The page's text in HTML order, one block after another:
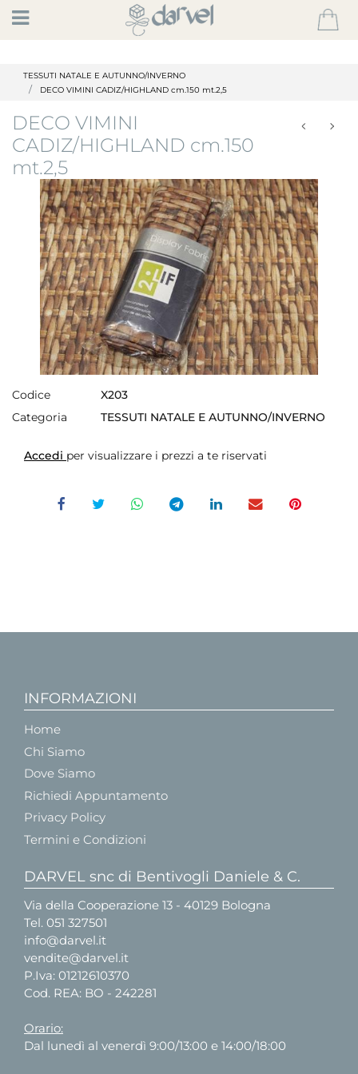
Open
TESSUTI NATALE E AUTUNNO/INVERNO
DECO VIMINI CADIZ/HIGHLAND cm.150 mt.2,5
DECO VIMINI
CADIZ/HIGHLAND cm.150
mt.2,5
Codice
X203
Categoria
TESSUTI NATALE E AUTUNNO/INVERNO
Accedi per visualizzare i prezzi a te riservati
INFORMAZIONI
Home
Chi Siamo
Dove Siamo
Richiedi Appuntamento
Privacy Policy
Termini e Condizioni
DARVEL snc di Bentivogli Daniele & C.
Via della Cooperazione 13 - 40129 Bologna
Tel. 051 327501
info@darvel.it
vendite@darvel.it
P.Iva: 01212610370
Cod. REA: BO - 242281
Orario:
Dal lunedì al venerdì 9:00/13:00 e 14:00/18:00